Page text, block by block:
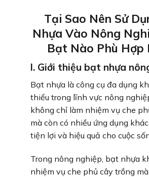
Tại Sao Nên Sử
Nhựa Vào Nông
Bạt Nào Phù Hợp
I. Giới thiệu bạt nhựa
Bạt nhựa là công cụ đa dụng
thiếu trong lĩnh vực nông
không chỉ làm nhiệm vụ che
mà còn có nhiều ứng dụng
tiện lợi và hiệu quả cho cuộc
Trong nông nghiệp, bạt nhựa
nhiệm vụ che phủ cây trồng